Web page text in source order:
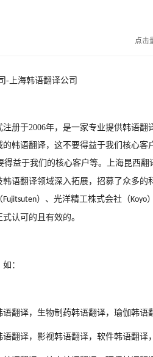
点击
- 上海韩语翻译公司
注册于2006年，是一家专业提供韩语翻
的韩语翻译，这不要得益于我们核心客
得益于我们的核心客户等。上海昆西翻
韩语翻译领域深入拓展，招募了众多的
Fujitsuten）、光洋精工株式会社（Koyo
认可的且有效的。
：
语翻译，生物制药韩语翻译，瑜伽韩语
语翻译，影视韩语翻译，软件韩语翻译